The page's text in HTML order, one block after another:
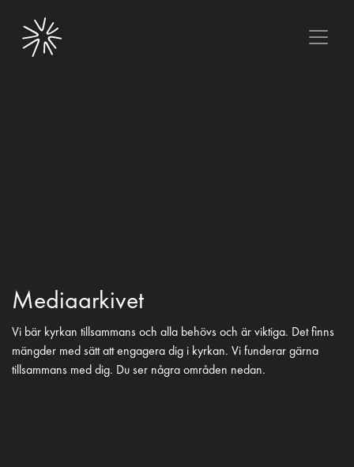
Mediaarkivet
Vi bär kyrkan tillsammans och alla behövs och är viktiga. Det finns
mängder med sätt att engagera dig i kyrkan. Vi funderar gärna
tillsammans med dig. Du ser några områden nedan.